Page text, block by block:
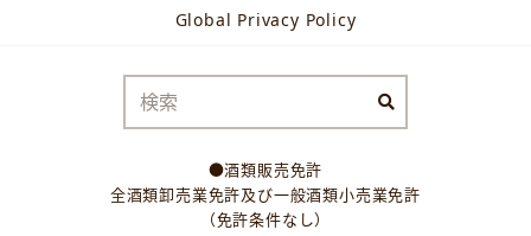
Global Privacy Policy
●酒類販売免許
全酒類卸売業免許及び一般酒類小売業免許
（免許条件なし）